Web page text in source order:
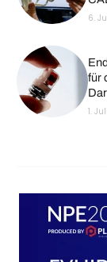
6.
für
1.